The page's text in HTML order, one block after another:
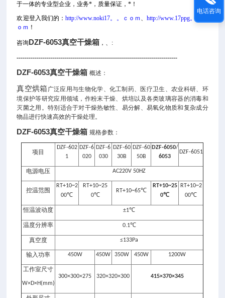
于一体的专业型企业，业务*， 质量保证，*！
欢迎登入我们的：http://www.noki17。。ｃｏｍ、http://www.17ppg。。ｃ
ｏｍ ！
咨询DZF-6053真空干燥箱 ，、:
--------------------------------------------------------------------------------
DZF-6053真空干燥箱 概述：
真空烘箱 广泛应用与生物化学、化工制药、医疗卫生、农业科研、环
境保护等研究应用领域，作粉末干燥、烘培以及各类玻璃容器的消毒和
灭菌之用。特别适合于对干燥热敏性、易分解、易氧化物质和复杂成分
物品进行快速高效的干燥处理。
DZF-6053真空干燥箱规格参数：
项目
DZF-602
1
DZF-6
020
DZF-6
030
DZF-60
30B
DZF-60
50B
DZF-6050/
6053
DZF-6051
电源电压 AC220V 50HZ
控温范围
RT+10~2
00℃
RT+10~25
0℃
RT+10~65℃
RT+10~25
0℃
RT+10~2
00℃
恒温波动度 ±1℃
温度分辨率 0.1℃
真空度 ≤133Pa
输入功率 450W 450W 350W 450W 1200W
工作室尺寸
W×D×H(mm)
300×300×275 320×320×300 415×370×345
电话咨询